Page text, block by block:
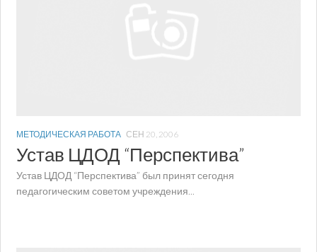
МЕТОДИЧЕСКАЯ РАБОТА СЕН 20, 2006
Устав ЦДОД “Перспектива”
Устав ЦДОД “Перспектива” был принят сегодня
педагогическим советом учреждения...